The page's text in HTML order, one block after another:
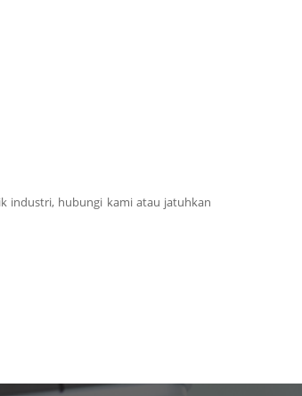
industri, hubungi kami atau jatuhkan